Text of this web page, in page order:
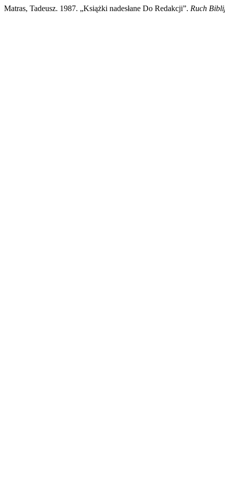
Matras, Tadeusz. 1987. „Książki nadesłane Do Redakcji”. Ruch